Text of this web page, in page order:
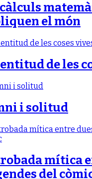
el món
de les
i solitud
mítica
del